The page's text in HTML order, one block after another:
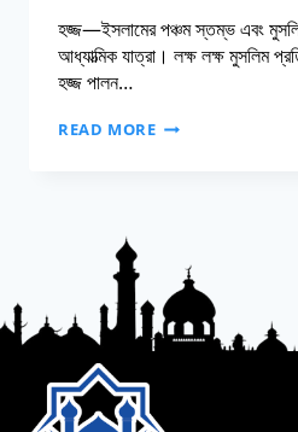
হজ্জ—ইসলামের পঞ্চম স্তম্ভ এবং
আধ্যাত্মিক যাত্রা। লক্ষ লক্ষ মুসলিম
হজ্জ পালন…
READ MORE